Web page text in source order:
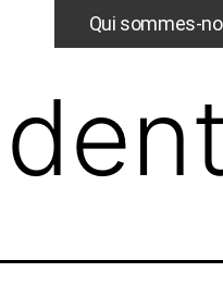
Qui sommes-